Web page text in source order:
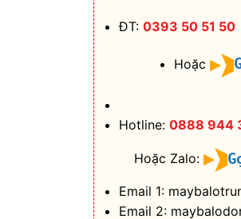
ĐT: 0393 50 51 50
Hoặc
Hotline: 0888 944
Hoặc Zalo:
Email 1:
Email 2: